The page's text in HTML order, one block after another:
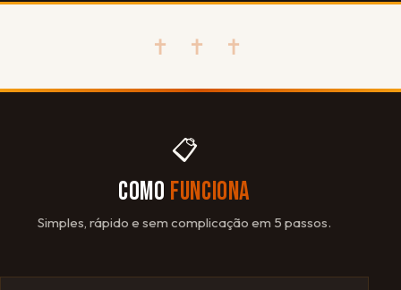
✝ ✝ ✝
📋
COMO FUNCIONA
Simples, rápido e sem complicação em 5 passos.